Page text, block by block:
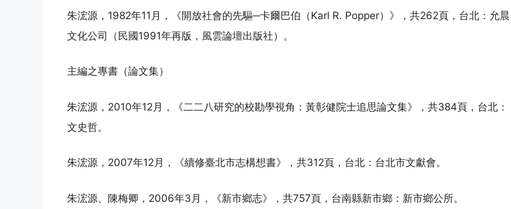
朱浤源，1982年11月，《開放社會的先驅─卡爾巴伯（Karl R. Popper）》，共262頁，台北：允晨
文化公司（民國1991年再版，風雲論壇出版社）。
主編之專書（論文集）
朱浤源，2010年12月，《二二八研究的校勘學視角：黃彰健院士追思論文集》，共384頁，台北：
文史哲。
朱浤源，2007年12月，《續修臺北市志構想書》，共312頁，台北：台北市文獻會。
朱浤源、陳梅卿，2006年3月，《新市鄉志》，共757頁，台南縣新市鄉：新市鄉公所。